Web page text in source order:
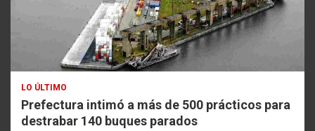
LO ÚLTIMO
Prefectura intimó a más de 500 prácticos para
destrabar 140 buques parados